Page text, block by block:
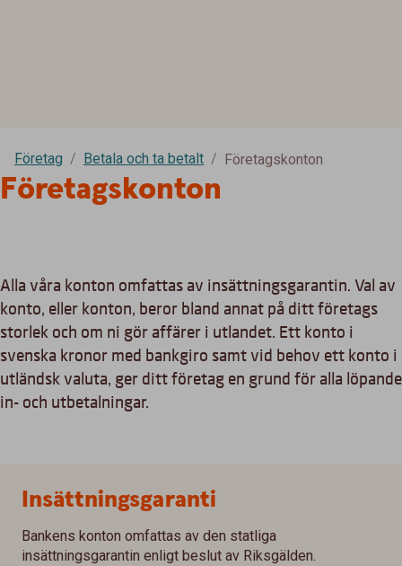
Företag Betala och ta betalt Företagskonton
Företagskonton
Alla våra konton omfattas av insättningsgarantin. Val av
konto, eller konton, beror bland annat på ditt företags
storlek och om ni gör affärer i utlandet. Ett konto i
svenska kronor med bankgiro samt vid behov ett konto i
utländsk valuta, ger ditt företag en grund för alla löpande
in- och utbetalningar.
Insättningsgaranti
Bankens konton omfattas av den statliga
insättningsgarantin enligt beslut av Riksgälden.